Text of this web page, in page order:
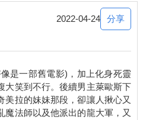
2022-04-24 分享
是一部舊電影)，加上化身死靈
大笑到不行。後續男主萊歐斯下
美拉的妹妹那段，卻讓人揪心又
魔法師以及他派出的龍大軍，又